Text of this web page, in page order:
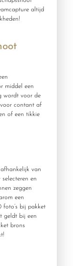
altijd
middel een
wordt voor de
contant af
of een tikkie
van
en
zeggen
een
foto’s bij pakket
geldt bij een
brons